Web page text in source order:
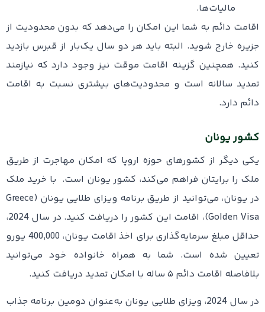
مالیات‌ها.
اقامت دائم به شما این امکان را می‌دهد که بدون محدودیت از
جزیره خارج شوید. البته باید هر دو سال یک‌بار از قبرس بازدید
کنید. همچنین گزینه اقامت موقت نیز وجود دارد که نیازمند
تمدید سالانه است و محدودیت‌های بیشتری نسبت به اقامت
دائم دارد.
کشور یونان
یکی دیگر از کشورهای حوزه اروپا که امکان مهاجرت از طریق
ملک را برایتان فراهم می‌کند، کشور یونان است. با خرید ملک
در یونان، می‌توانید از طریق برنامه ویزای طلایی یونان (Greece
Golden Visa)، اقامت این کشور را دریافت کنید. در سال 2024،
حداقل مبلغ سرمایه‌گذاری برای اخذ اقامت یونان، 400,000 یورو
تعیین شده است. شما به همراه خانواده خود می‌توانید
بلافاصله اقامت دائم ۵ ساله با امکان تمدید دریافت کنید.
در سال 2024، ویزای طلایی یونان به‌عنوان دومین برنامه جذاب